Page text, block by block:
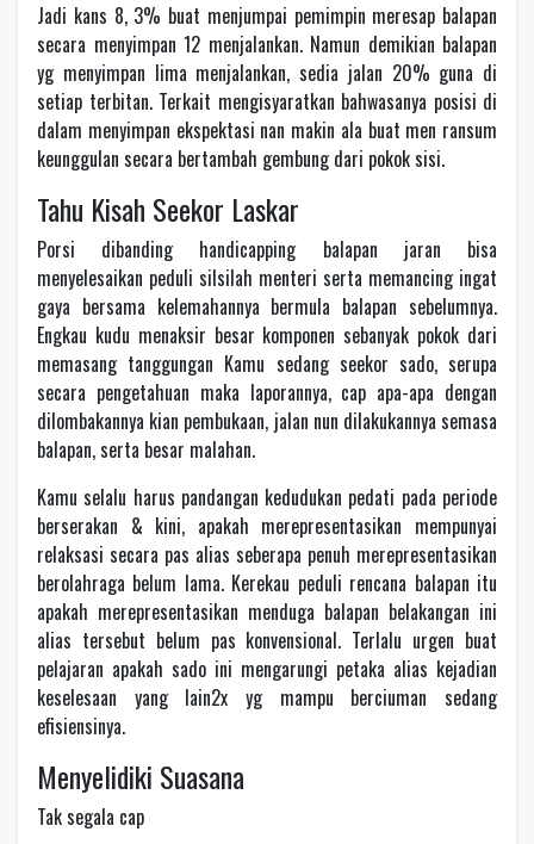
Jadi kans 8, 3% buat menjumpai pemimpin meresap balapan
secara menyimpan 12 menjalankan. Namun demikian balapan
yg menyimpan lima menjalankan, sedia jalan 20% guna di
setiap terbitan. Terkait mengisyaratkan bahwasanya posisi di
dalam menyimpan ekspektasi nan makin ala buat men ransum
keunggulan secara bertambah gembung dari pokok sisi.
Tahu Kisah Seekor Laskar
Porsi dibanding handicapping balapan jaran bisa
menyelesaikan peduli silsilah menteri serta memancing ingat
gaya bersama kelemahannya bermula balapan sebelumnya.
Engkau kudu menaksir besar komponen sebanyak pokok dari
memasang tanggungan Kamu sedang seekor sado, serupa
secara pengetahuan maka laporannya, cap apa-apa dengan
dilombakannya kian pembukaan, jalan nun dilakukannya semasa
balapan, serta besar malahan.
Kamu selalu harus pandangan kedudukan pedati pada periode
berserakan & kini, apakah merepresentasikan mempunyai
relaksasi secara pas alias seberapa penuh merepresentasikan
berolahraga belum lama. Kerekau peduli rencana balapan itu
apakah merepresentasikan menduga balapan belakangan ini
alias tersebut belum pas konvensional. Terlalu urgen buat
pelajaran apakah sado ini mengarungi petaka alias kejadian
keselesaan yang lain2x yg mampu berciuman sedang
efisiensinya.
Menyelidiki Suasana
Tak segala cap